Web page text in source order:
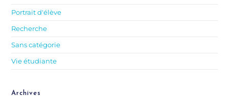
Portrait d'élève
Recherche
Sans catégorie
Vie étudiante
Archives